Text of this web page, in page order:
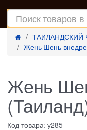
ТАИЛАНДСКИЙ
Жень Шень
Жень
Код товара: у285